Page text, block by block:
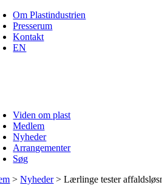
Skip
to
content
Om Plastindustrien
Presserum
Kontakt
EN
Viden om plast
Medlem
Nyheder
Arrangementer
Søg
>Nyheder>Lærlinge tester